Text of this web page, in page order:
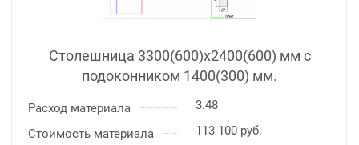
Столешница 3300(600)х2400(600) мм с
подоконником 1400(300) мм.
Расход материала
3.48
Стоимость материала
113 100 руб.